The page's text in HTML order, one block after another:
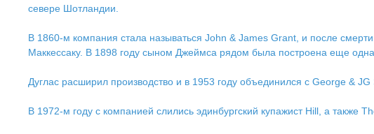
севере Шотландии.
В 1860-м компания стала называться John & James Grant, и после
Маккессаку. В 1898 году сыном Джеймса рядом была построена еще
Дуглас расширил производство и в 1953 году объединился с George &
В 1972-м году с компанией слились эдинбургский купажист Hill, а также